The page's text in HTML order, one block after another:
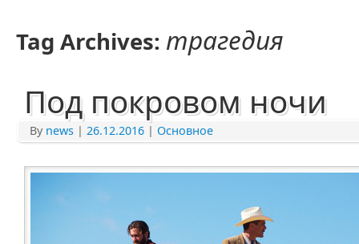
Tag Archives: трагедия
Под покровом ночи
By news | 26.12.2016 | Основное